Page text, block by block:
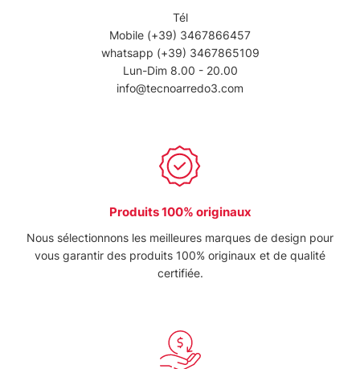
Tél
Mobile (+39) 3467866457
whatsapp (+39) 3467865109
Lun-Dim 8.00 - 20.00
info@tecnoarredo3.com
Produits 100% originaux
Nous sélectionnons les meilleures marques de design pour
vous garantir des produits 100% originaux et de qualité
certifiée.